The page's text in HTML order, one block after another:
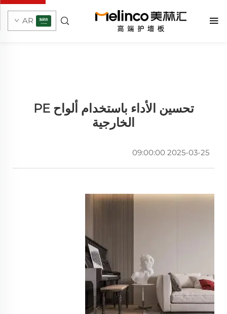
AR
تحسين الأداء باستخدام ألواح PE
الخارجية
2025-03-25 09:00:00